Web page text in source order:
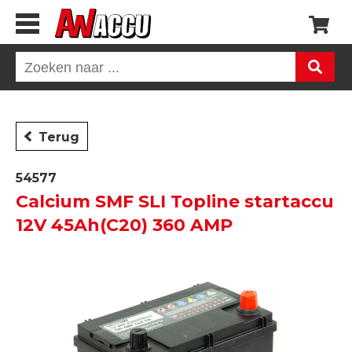
Terug
54577
Calcium SMF SLI Topline startaccu
12V 45Ah(C20) 360 AMP